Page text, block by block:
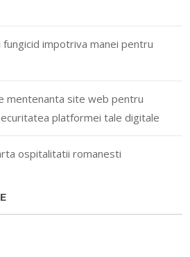
impotriva manei pentru
mentenanta site web pentru
platformei tale digitale
ospitalitatii romanesti